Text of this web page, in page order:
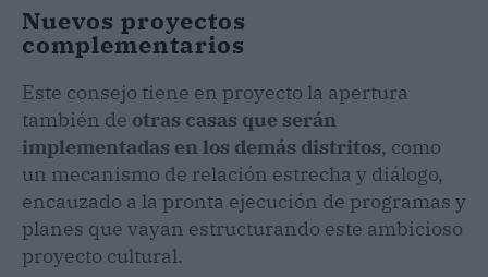
Nuevos proyectos
complementarios
Este consejo tiene en proyecto la apertura
también de otras casas que serán
implementadas en los demás distritos, como
un mecanismo de relación estrecha y diálogo,
encauzado a la pronta ejecución de programas y
planes que vayan estructurando este ambicioso
proyecto cultural.